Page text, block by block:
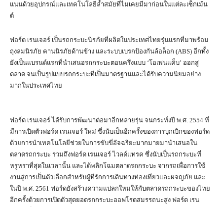
แน่นด้วยอุปกรณ์และเทคโนโลยีล้ำสมัยที่ไม่เคยมีมาก่อนในแต่ละเซ็กเม้น
ต์
ฟอร์ด เรนเจอร์ เป็นรถกระบะนิรภัยที่ผลิตในประเทศไทยรุ่นแรกที่มาพร้อม
ถุงลมนิรภัย คานนิรภัยด้านข้าง และระบบเบรกป้องกันล้อล็อก (ABS) อีกทั้ง
ยังเป็นแบรนด์แรกที่นำเสนอรถกระบะตอนครึ่งแบบ ‘โอเพ่นแค็บ’ ออกสู่
ตลาด จนเป็นรูปแบบรถกระบะที่เป็นมาตรฐานและได้รับความนิยมอย่าง
มากในประเทศไทย
ฟอร์ด เรนเจอร์ ได้รับการพัฒนาต่อมาอีกหลายรุ่น จนกระทั่งปี พ.ศ. 2554 ที่
มีการเปิดตัวฟอร์ด เรนเจอร์ ใหม่ ซึ่งนับเป็นอีกครั้งของการบุกเบิกของฟอร์ด
ด้วยการนำเทคโนโลยีช่วยในการขับขี่อัจฉริยะมากมายมานำเสนอใน
ตลาดรถกระบะ รวมถึงฟอร์ด เรนเจอร์ ไวลด์แทรค ซึ่งนับเป็นรถกระบะที่
หรูหราที่สุดในเวลานั้น และได้พลิกโฉมตลาดรถกระบะ จากรถเพื่อการใช้
งานสู่การเป็นตัวเลือกสำหรับผู้ที่รักการเดินทางท่องเที่ยวและผจญภัย และ
ในปี พ.ศ. 2561 ฟอร์ดยังสร้างความแปลกใหม่ให้กับตลาดรถกระบะของไทย
อีกครั้งด้วยการเปิดตัวสุดยอดรถกระบะออฟโรดสมรรถนะสูง ฟอร์ด เรน